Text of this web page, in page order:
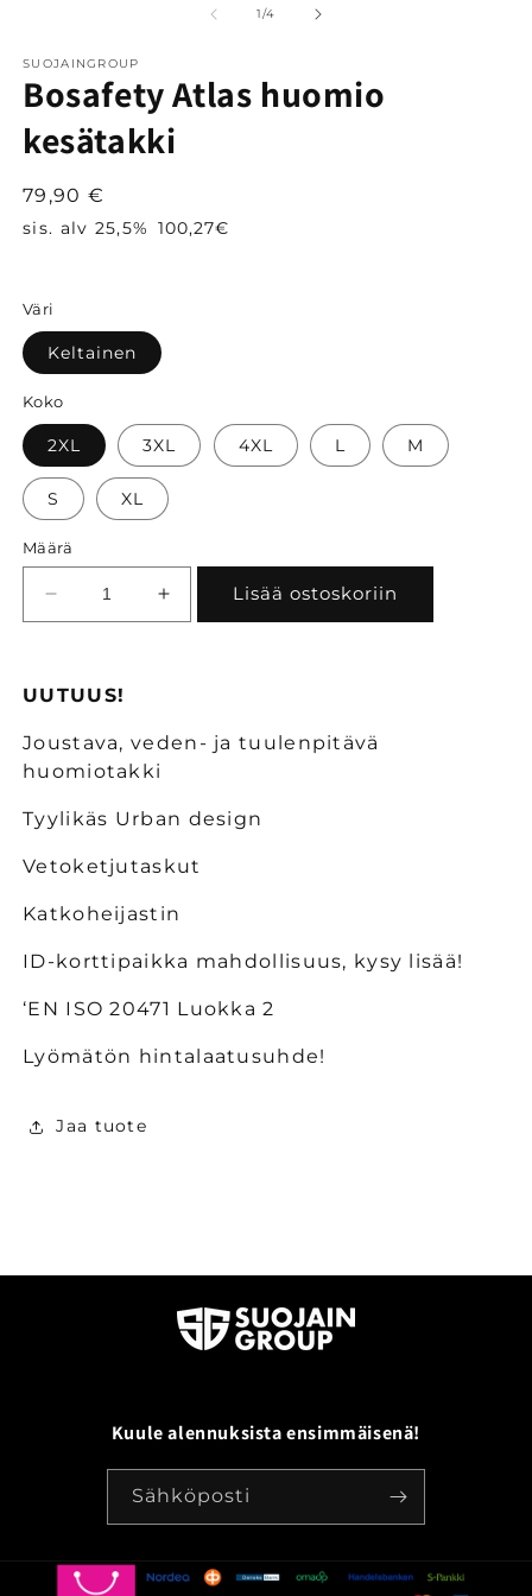
1//4
SUOJAINGROUP
Bosafety Atlas huomio
kesätakki
Normaalihinta
79,90 €
sis. alv 25,5% 100,27€
Väri
Keltainen
Koko
2XL 3XL 4XL L M
S XL
Määrä
Vähennä
tuotteen
huomio
määrää
Lisää
tuotteen
määrää
Lisää ostoskoriin
UUTUUS!
Joustava, veden- ja tuulenpitävä
huomiotakki
Tyylikäs Urban design
Vetoketjutaskut
Katkoheijastin
ID-korttipaikka mahdollisuus, kysy lisää!
‘EN ISO 20471 Luokka 2
Lyömätön hintalaatusuhde!
Jaa tuote
Kuule alennuksista ensimmäisenä!
Sähköposti